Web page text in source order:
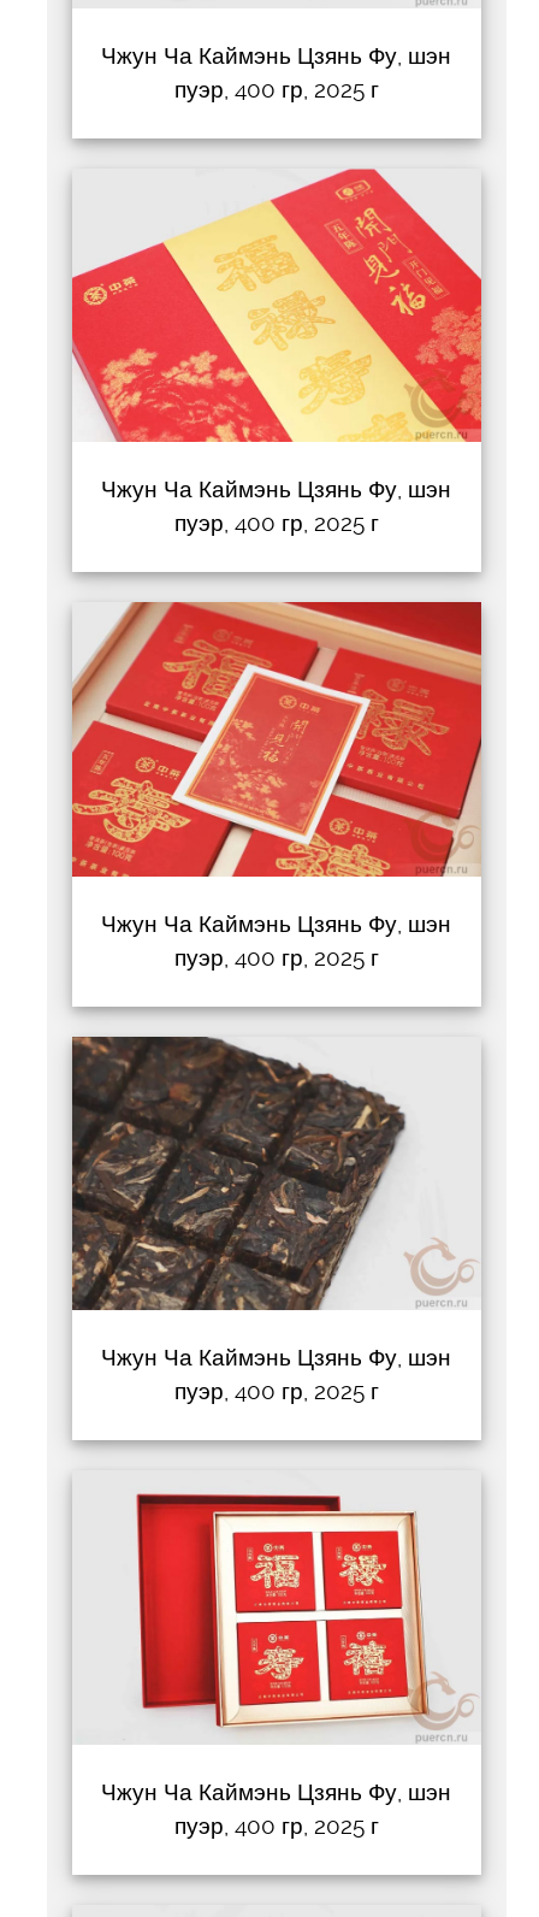
Чжун Ча Каймэнь Цзянь Фу, шэн
пуэр, 400 гр, 2025 г
Чжун Ча Каймэнь Цзянь Фу, шэн
пуэр, 400 гр, 2025 г
Чжун Ча Каймэнь Цзянь Фу, шэн
пуэр, 400 гр, 2025 г
Чжун Ча Каймэнь Цзянь Фу, шэн
пуэр, 400 гр, 2025 г
Чжун Ча Каймэнь Цзянь Фу, шэн
пуэр, 400 гр, 2025 г